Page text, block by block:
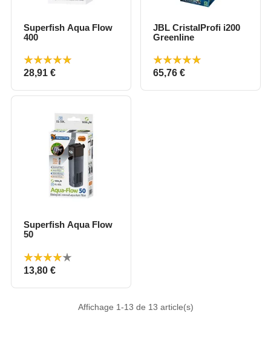
Superfish Aqua Flow
400
Prix
28,91 €
JBL CristalProfi i200
Greenline
Prix
65,76 €
Superfish Aqua Flow
50
Prix
13,80 €
Affichage 1-13 de 13 article(s)